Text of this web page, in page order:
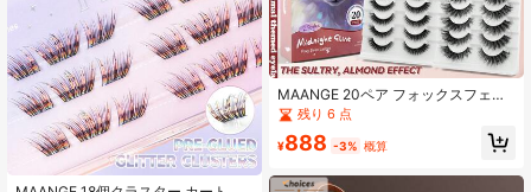
MAANGE 20ペア フォックスフェア
リー 透明バンド つけまつげ、2スタ
イル ロングカール キャットアイ ふ
わふわ ストリップラッシュ、軽量 イ
ェイクミンクラッシュ、ナチュラル
残り 6 点
¥888 -3% 概算